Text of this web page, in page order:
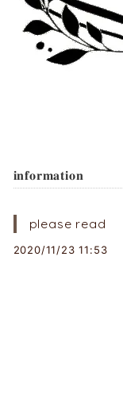
𝐢𝐧𝐟𝐨𝐫𝐦𝐚𝐭𝐢𝐨𝐧
please read
2020/11/23 11:53